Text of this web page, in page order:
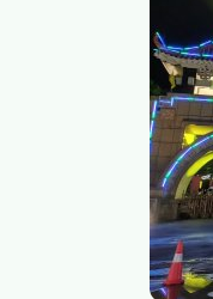
织、自治
体、全区
誉称号。